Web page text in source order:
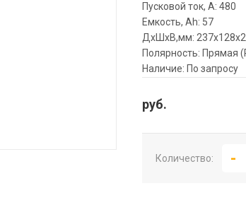
Пусковой ток, А: 480
Емкость, Ah: 57
ДхШхВ,мм:
Полярность: Прямая
Наличие: По запросу
руб.
Количество: